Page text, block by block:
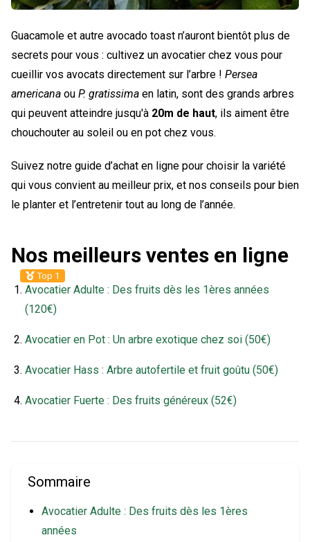
Guacamole et autre avocado toast n’auront bientôt plus de
secrets pour vous : cultivez un avocatier chez vous pour
cueillir vos avocats directement sur l’arbre ! Persea
americana ou P. gratissima en latin, sont des grands arbres
qui peuvent atteindre jusqu'à 20m de haut, ils aiment être
chouchouter au soleil ou en pot chez vous.
Suivez notre guide d’achat en ligne pour choisir la variété
qui vous convient au meilleur prix, et nos conseils pour bien
le planter et l’entretenir tout au long de l’année.
Nos meilleurs ventes en ligne
Avocatier Adulte : Des fruits dès les 1ères années
(120€)
Top 1
Avocatier en Pot : Un arbre exotique chez soi (50€)
Avocatier Hass : Arbre autofertile et fruit goûtu (50€)
Avocatier Fuerte : Des fruits généreux (52€)
Sommaire
Avocatier Adulte : Des fruits dès les 1ères
années